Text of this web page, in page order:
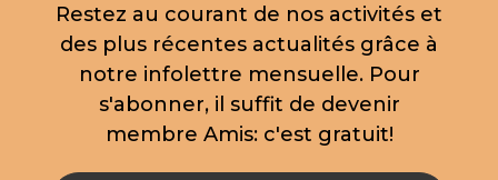
Restez au courant de nos activités et
des plus récentes actualités grâce à
notre infolettre mensuelle. Pour
s'abonner, il suffit de devenir
membre Amis: c'est gratuit!